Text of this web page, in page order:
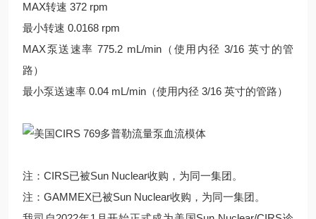
MAX转速 372 rpm
最小转速 0.0168 rpm
MAX泵送速率 775.2 mL/min（使用内径 3/16 英寸的管
路）
最小泵送速率 0.04 mL/min（使用内径 3/16 英寸的管路）
注：CIRS已被Sun Nuclear收购，为同一集团。
注：GAMMEX已被Sun Nuclear收购，为同一集团。